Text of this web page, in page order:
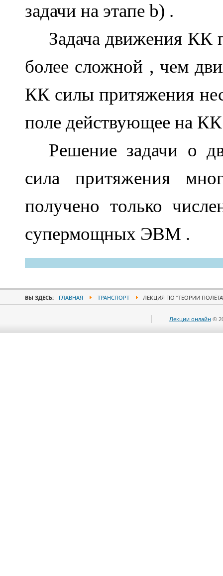
задачи на этапе b) .
Задача движения КК
более сложной , чем
КК силы притяжения
поле действующее на КК
Решение задачи о
сила притяжения
получено только
супермощных ЭВМ .
ВЫ ЗДЕСЬ: ГЛАВНАЯ ТРАНСПОРТ ЛЕКЦИЯ ПО “ТЕОРИИ
Лекции онлайн ©